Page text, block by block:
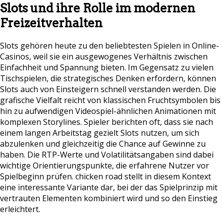
Slots und ihre Rolle im modernen
Freizeitverhalten
Slots gehören heute zu den beliebtesten Spielen in Online-
Casinos, weil sie ein ausgewogenes Verhältnis zwischen
Einfachheit und Spannung bieten. Im Gegensatz zu vielen
Tischspielen, die strategisches Denken erfordern, können
Slots auch von Einsteigern schnell verstanden werden. Die
grafische Vielfalt reicht von klassischen Fruchtsymbolen bis
hin zu aufwendigen Videospiel-ähnlichen Animationen mit
komplexen Storylines. Spieler berichten oft, dass sie nach
einem langen Arbeitstag gezielt Slots nutzen, um sich
abzulenken und gleichzeitig die Chance auf Gewinne zu
haben. Die RTP-Werte und Volatilitätsangaben sind dabei
wichtige Orientierungspunkte, die erfahrene Nutzer vor
Spielbeginn prüfen. chicken road stellt in diesem Kontext
eine interessante Variante dar, bei der das Spielprinzip mit
vertrauten Elementen kombiniert wird und so den Einstieg
erleichtert.